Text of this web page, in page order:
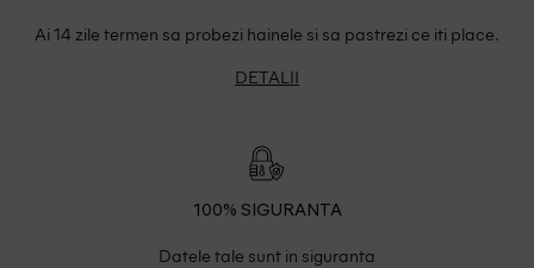
Ai 14 zile termen sa probezi hainele si sa pastrezi ce iti place.
DETALII
100% SIGURANTA
Datele tale sunt in siguranta